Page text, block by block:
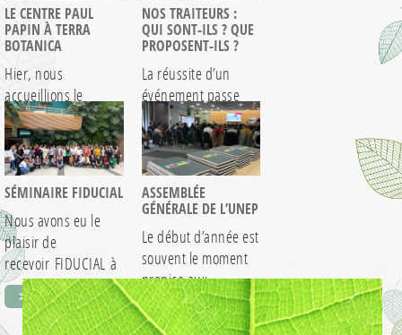
LE CENTRE PAUL
PAPIN À TERRA
BOTANICA
Hier, nous
accueillions le
Centre Paul Papin à
Terra Botanica pour
leur…
> EN SAVOIR +
NOS TRAITEURS :
QUI SONT-ILS ? QUE
PROPOSENT-ILS ?
La réussite d’un
événement passe
aussi par l’assiette !
Nous privilégions
la…> EN SAVOIR +
SÉMINAIRE FIDUCIAL
Nous avons eu le
plaisir de
recevoir FIDUCIAL à
l’occasion de leur
séminaire. Les…
> EN SAVOIR +
ASSEMBLÉE
GÉNÉRALE DE L’UNEP
Le début d’année est
souvent le moment
propice aux
assemblées
générales et…
> EN SAVOIR +